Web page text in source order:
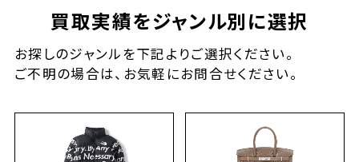
買取実績をジャンル別に選択
お探しのジャンルを下記よりご選択ください。
ご不明の場合は、お気軽にお問合せください。